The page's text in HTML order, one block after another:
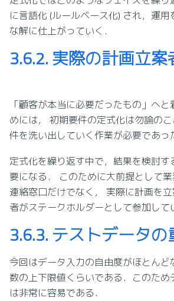
に言語化 (ルールベース化) され，運
な解に仕上がっていく．
3.6.2.実際の計画立
「顧客が本当に必要だったもの」へ
めには， 初期要件の定式化は勿論の
件を洗い出していく作業が必要であっ
定式化を繰り返す中で，結果を検討す
要になる． このために大前提として
連絡窓口だけでなく， 実際に計画を
者がステークホルダーとして参加して
3.6.3. テストデータの
今回はデータ入力の自由度がほとんど
数の上下限値くらいである．このた
は非常に容易である．